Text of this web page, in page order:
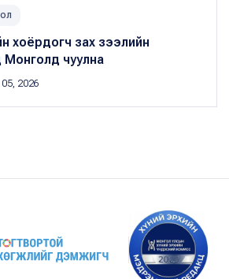
хоёрдогч зах зээлийн
Монголд чуулна
05, 2026